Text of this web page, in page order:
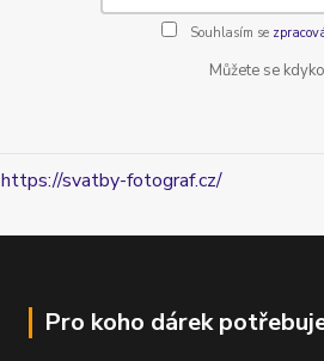
Souhlasím se
Můžete se
https://svatby-fotograf.cz/
Pro koho dárek